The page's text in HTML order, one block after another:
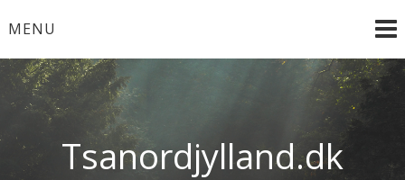
toMENU
Tsanordjylland.dk